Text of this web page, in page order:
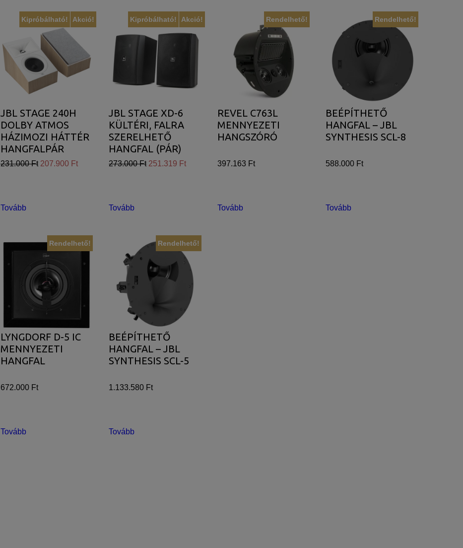
Akció!
Kipróbálható!
JBL STAGE 240H
DOLBY ATMOS
HÁZIMOZI HÁTTÉR
HANGFALPÁR
(LATTE)
231.000 Ft 207.900 Ft
Tovább
Akció!
Kipróbálható!
JBL STAGE XD-6
KÜLTÉRI, FALRA
SZERELHETŐ
HANGFAL (PÁR)
273.000 Ft 251.319 Ft
Tovább
Rendelhető!
REVEL C763L
MENNYEZETI
HANGSZÓRÓ
397.163 Ft
Tovább
Rendelhető!
BEÉPÍTHETŐ
HANGFAL – JBL
SYNTHESIS SCL-8
588.000 Ft
Tovább
Rendelhető!
LYNGDORF D-5 IC
MENNYEZETI
HANGFAL
672.000 Ft
Tovább
Rendelhető!
BEÉPÍTHETŐ
HANGFAL – JBL
SYNTHESIS SCL-5
1.133.580 Ft
Tovább